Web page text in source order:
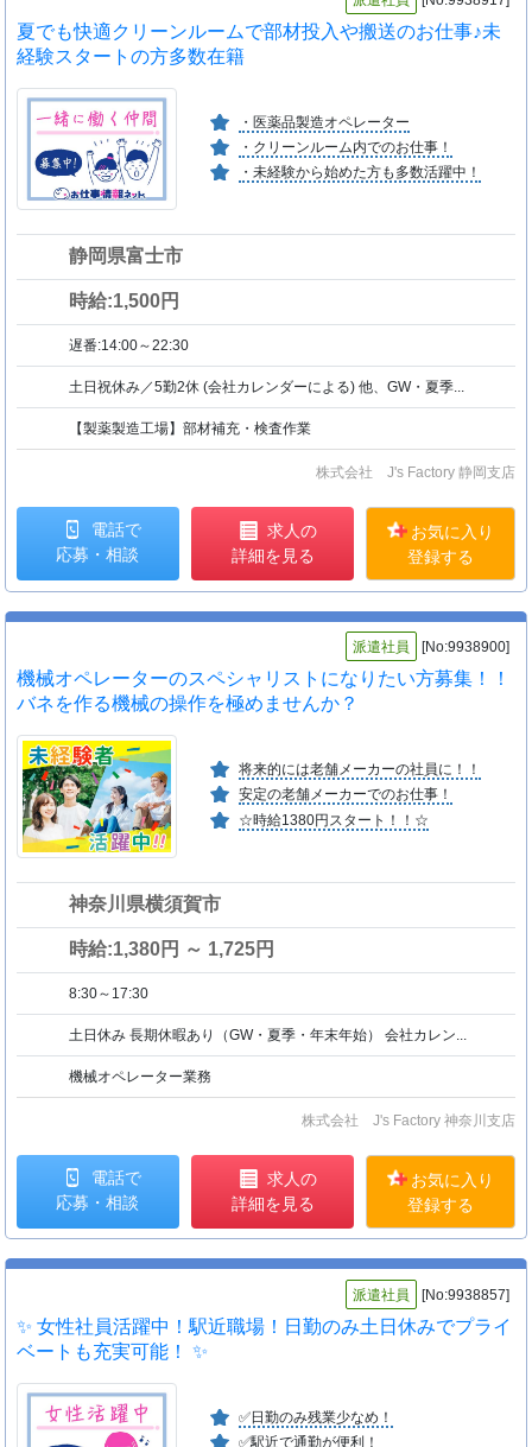
夏でも快適クリーンルームで部材投入や搬送のお仕事♪未
経験スタートの方多数在籍
・医薬品製造オペレーター
・クリーンルーム内でのお仕事！
・未経験から始めた方も多数活躍中！
静岡県富士市
時給:1,500円
遅番:14:00～22:30
土日祝休み／5勤2休 (会社カレンダーによる) 他、GW・夏季...
【製薬製造工場】部材補充・検査作業
株式会社 J's Factory 静岡支店
電話で
応募・相談
求人の
詳細を見る
お気に入り
登録する
派遣社員 [No:9938900]
機械オペレーターのスペシャリストになりたい方募集！！
バネを作る機械の操作を極めませんか？
将来的には老舗メーカーの社員に！！
安定の老舗メーカーでのお仕事！
☆時給1380円スタート！！☆
神奈川県横須賀市
時給:1,380円 ～ 1,725円
8:30～17:30
土日休み 長期休暇あり（GW・夏季・年末年始） 会社カレン...
機械オペレーター業務
株式会社 J's Factory 神奈川支店
電話で
応募・相談
求人の
詳細を見る
お気に入り
登録する
派遣社員 [No:9938857]
✨ 女性社員活躍中！駅近職場！日勤のみ土日休みでプライ
ベートも充実可能！ ✨
✅日勤のみ残業少なめ！
✅駅近で通勤が便利！